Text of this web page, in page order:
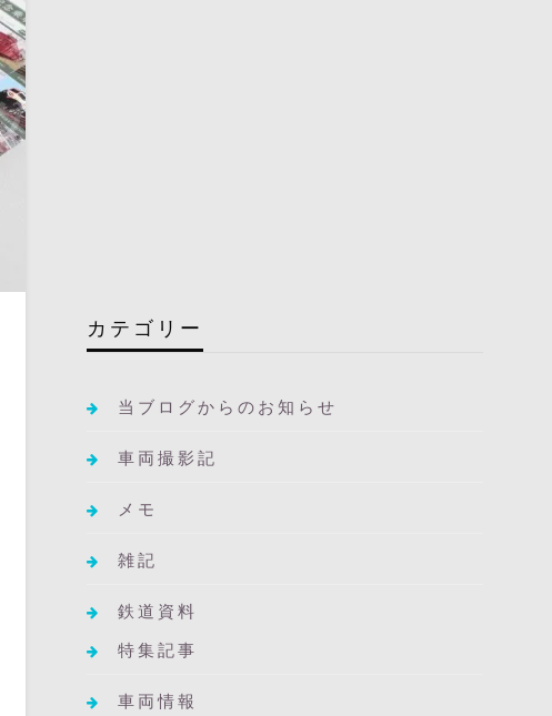
カテゴリー
当ブログからのお知らせ
車両撮影記
メモ
雑記
鉄道資料
特集記事
車両情報